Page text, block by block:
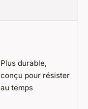
Plus durable,
conçu pour résister
au temps